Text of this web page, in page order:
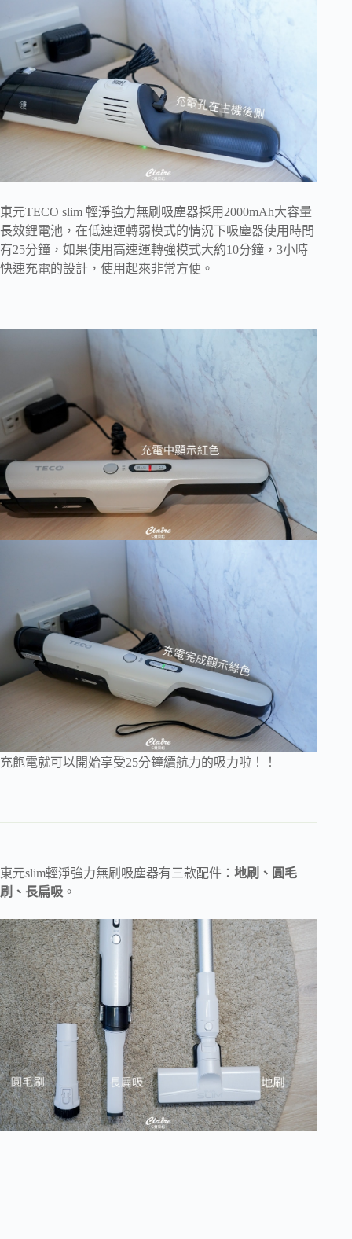
東元TECO slim 輕淨強力無刷吸塵器採用2000mAh大容量
長效鋰電池，在低速運轉弱模式的情況下吸塵器使用時間
有25分鐘，如果使用高速運轉強模式大約10分鐘，3小時
快速充電的設計，使用起來非常方便。
充飽電就可以開始享受25分鐘續航力的吸力啦！！
東元slim輕淨強力無刷吸塵器有三款配件： 地刷、圓毛
刷、長扁吸 。